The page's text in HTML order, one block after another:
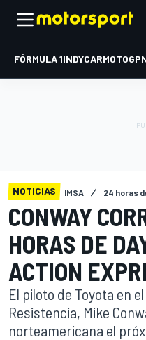
FÓRMULA 1INDYCARMOTOGP
NOTICIAS IMSA 24 horas
CONWAY
HORAS DE
ACTION
El piloto de Toyota en
Resistencia, Mike
norteamericana el